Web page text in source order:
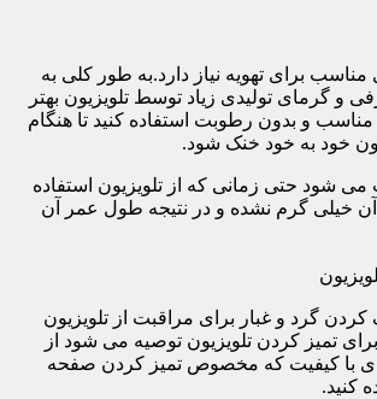
مناسب برای تهویه نیاز دارد.به طور کلی به
و گرمای تولیدی زیاد توسط تلویزیون بهتر
و بدون رطوبت استفاده کنید تا هنگام
خود به خود خنک شود.
می شود حتی زمانی که از تلویزیون استفاده
آن خیلی گرم نشده و در نتیجه طول عمر آن
کردن گرد و غبار برای مراقبت از تلویزیون
تمیز کردن تلویزیون توصیه می شود از
با کیفیت که مخصوص تمیز کردن صفحه
کنید.